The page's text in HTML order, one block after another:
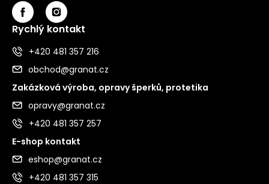
Rychlý kontakt
+420 481 357 216
obchod@granat.cz
Zakázková výroba, opravy šperků, protetika
opravy@granat.cz
+420 481 357 257
E-shop kontakt
eshop@granat.cz
+420 481 357 315